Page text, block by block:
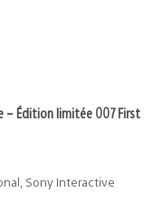
– Édition limitée 007 First
Sony Interactive